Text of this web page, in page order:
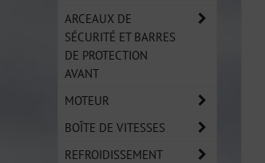
ARCEAUX DE
SÉCURITÉ ET BARRES
DE PROTECTION
AVANT
MOTEUR
BOÎTE DE VITESSES
REFROIDISSEMENT